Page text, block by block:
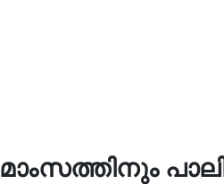
മാംസത്തിനും